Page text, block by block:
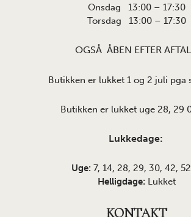
Onsdag 13:00 – 17:30
Torsdag 13:00 – 17:30
OGSÅ ÅBEN EFTER
Butikken er lukket 1 og 2 juli pga
Butikken er lukket uge 28, 29
Lukkedage:
Uge: 7, 14, 28, 29, 30, 42,
Helligdage: Lukket
KONTAKT